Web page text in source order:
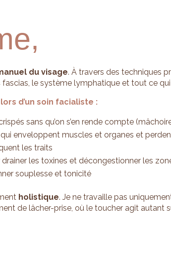
du visage. À travers des techniques
le système lymphatique et tout ce
d’un soin facialiste :
sans qu’on s’en rende compte
qui enveloppent muscles et organes et
les traits
drainer les toxines et décongestionner les
souplesse et tonicité
holistique. Je ne travaille pas
de lâcher-prise, où le toucher agit autant